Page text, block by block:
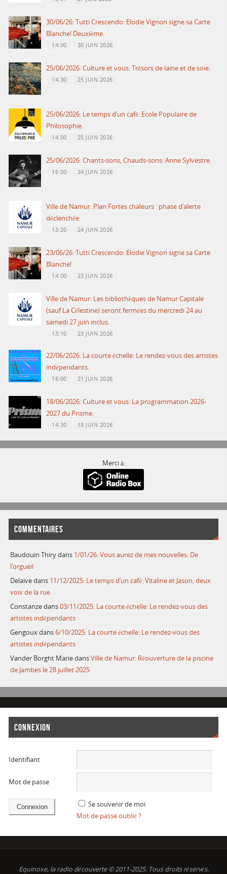
30/06/26: Tutti Crescendo: Elodie Vignon signe sa Carte
Blanche! Deuxième.
14:00 30 JUIN 2026
25/06/2026: Culture et vous: Trésors de laine et de soie.
14:30 25 JUIN 2026
25/06/2026: Le temps d’un café: Ecole Populaire de
Philosophie.
14:00 25 JUIN 2026
25/06/2026: Chants-sons, Chauds-sons: Anne Sylvestre.
16:00 24 JUIN 2026
Ville de Namur: Plan Fortes chaleurs : phase d’alerte
déclenchée.
13:20 24 JUIN 2026
23/06/26: Tutti Crescendo: Elodie Vignon signe sa Carte
Blanche!
14:00 23 JUIN 2026
Ville de Namur: Les bibliothèques de Namur Capitale
(sauf La Célestine) seront fermées du mercredi 24 au
samedi 27 juin inclus.
13:10 23 JUIN 2026
22/06/2026: La courte échelle: Le rendez-vous des artistes
indépendants.
16:00 21 JUIN 2026
18/06/2026: Culture et vous: La programmation 2026-
2027 du Prisme.
14:30 18 JUIN 2026
Merci à:
COMMENTAIRES
Baudouin Thirydans 1/01/26: Vous aurez de mes nouvelles: De
l’orgueil
Delaivedans 11/12/2025: Le temps d’un café: Vitaline et Jason, deux
voix de la rue.
Constanzedans03/11/2025: La courte échelle: Le rendez-vous des
artistes indépendants
Gengouxdans6/10/2025: La courte échelle: Le rendez-vous des
artistes indépendants
Vander Borght MariedansVille de Namur: Réouverture de la piscine
de Jambes le 28 juillet 2025
CONNEXION
Identifiant
Mot de passe
Se souvenir de moi
Mot de passe oublié ?
Equinoxe, la radio découverte © 2011-2025. Tous droits réservés.